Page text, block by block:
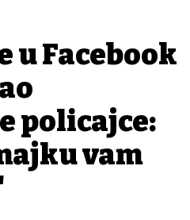
u Facebook
policajce:
vam